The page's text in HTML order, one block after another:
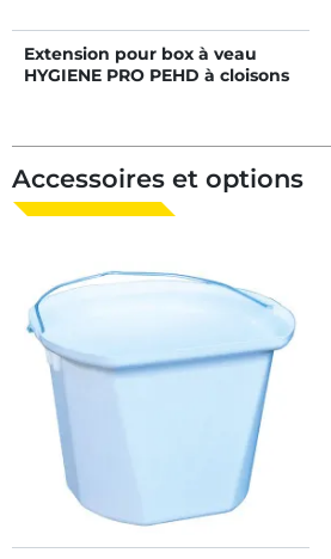
Extension pour box à veau
HYGIENE PRO PEHD à cloisons
Accessoires et options